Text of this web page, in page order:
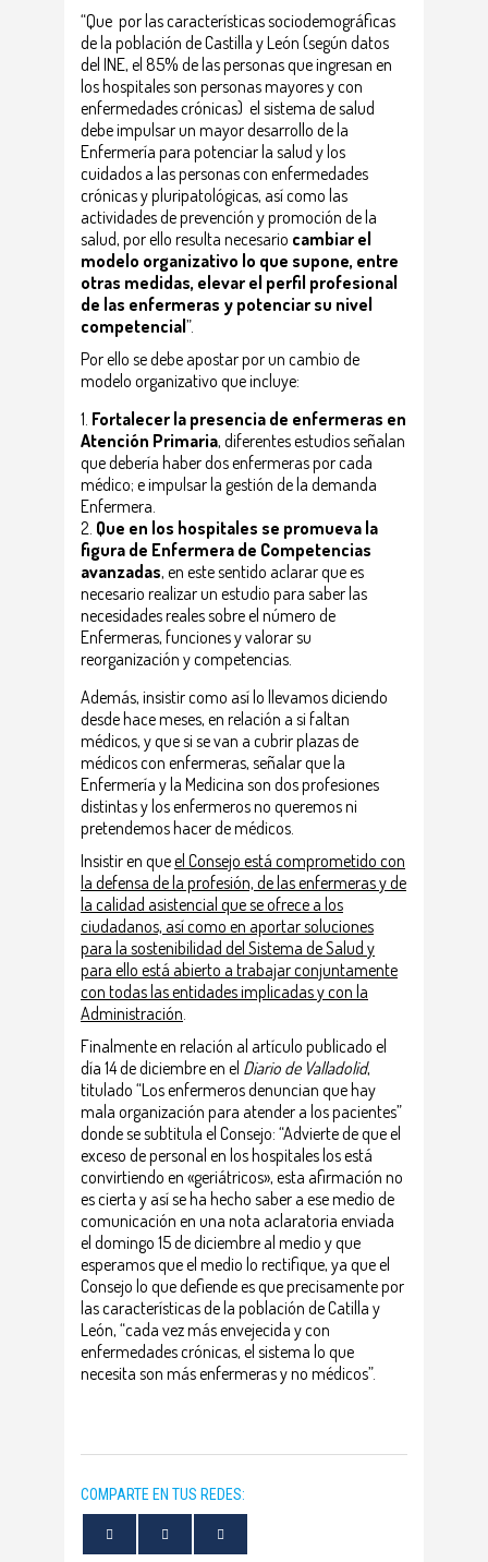
“Que por las características sociodemográficas
de la población de Castilla y León (según datos
del INE, el 85% de las personas que ingresan en
los hospitales son personas mayores y con
enfermedades crónicas) el sistema de salud
debe impulsar un mayor desarrollo de la
Enfermería para potenciar la salud y los
cuidados a las personas con enfermedades
crónicas y pluripatológicas, así como las
actividades de prevención y promoción de la
salud, por ello resulta necesario cambiar el
modelo organizativo lo que supone, entre
otras medidas, elevar el perfil profesional
de las enfermeras y potenciar su nivel
competencial”.
Por ello se debe apostar por un cambio de
modelo organizativo que incluye:
Fortalecer la presencia de enfermeras en
Atención Primaria, diferentes estudios señalan
que debería haber dos enfermeras por cada
médico; e impulsar la gestión de la demanda
Enfermera.
Que en los hospitales se promueva la
figura de Enfermera de Competencias
avanzadas, en este sentido aclarar que es
necesario realizar un estudio para saber las
necesidades reales sobre el número de
Enfermeras, funciones y valorar su
reorganización y competencias.
Además, insistir como así lo llevamos diciendo
desde hace meses, en relación a si faltan
médicos, y que si se van a cubrir plazas de
médicos con enfermeras, señalar que la
Enfermería y la Medicina son dos profesiones
distintas y los enfermeros no queremos ni
pretendemos hacer de médicos.
Insistir en queel Consejo está comprometido con
la defensa de la profesión, de las enfermeras y de
la calidad asistencial que se ofrece a los
ciudadanos, así como en aportar soluciones
para la sostenibilidad del Sistema de Salud y
para ello está abierto a trabajar conjuntamente
con todas las entidades implicadas y con la
Administración.
Finalmente en relación al artículo publicado el
día 14 de diciembre en el Diario de Valladolid,
titulado “Los enfermeros denuncian que hay
mala organización para atender a los pacientes”
donde se subtitula el Consejo: “Advierte de que el
exceso de personal en los hospitales los está
convirtiendo en «geriátricos», esta afirmación no
es cierta y así se ha hecho saber a ese medio de
comunicación en una nota aclaratoria enviada
el domingo 15 de diciembre al medio y que
esperamos que el medio lo rectifique, ya que el
Consejo lo que defiende es que precisamente por
las características de la población de Catilla y
León, “cada vez más envejecida y con
enfermedades crónicas, el sistema lo que
necesita son más enfermeras y no médicos”.
COMPARTE EN TUS REDES: